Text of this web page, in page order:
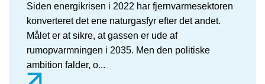
Siden energikrisen i 2022 har fjernvarmesektoren
konverteret det ene naturgasfyr efter det andet.
Målet er at sikre, at gassen er ude af
rumopvarmningen i 2035. Men den politiske
ambition falder, o...